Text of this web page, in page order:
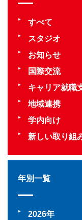
すべて
スタジオ
お知らせ
国際交流
キャリア就職
地域連携
学内向け
新しい取り組
年別一覧
2026